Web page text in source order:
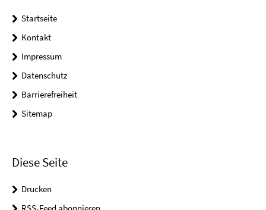
Startseite
Kontakt
Impressum
Datenschutz
Barrierefreiheit
Sitemap
Diese Seite
Drucken